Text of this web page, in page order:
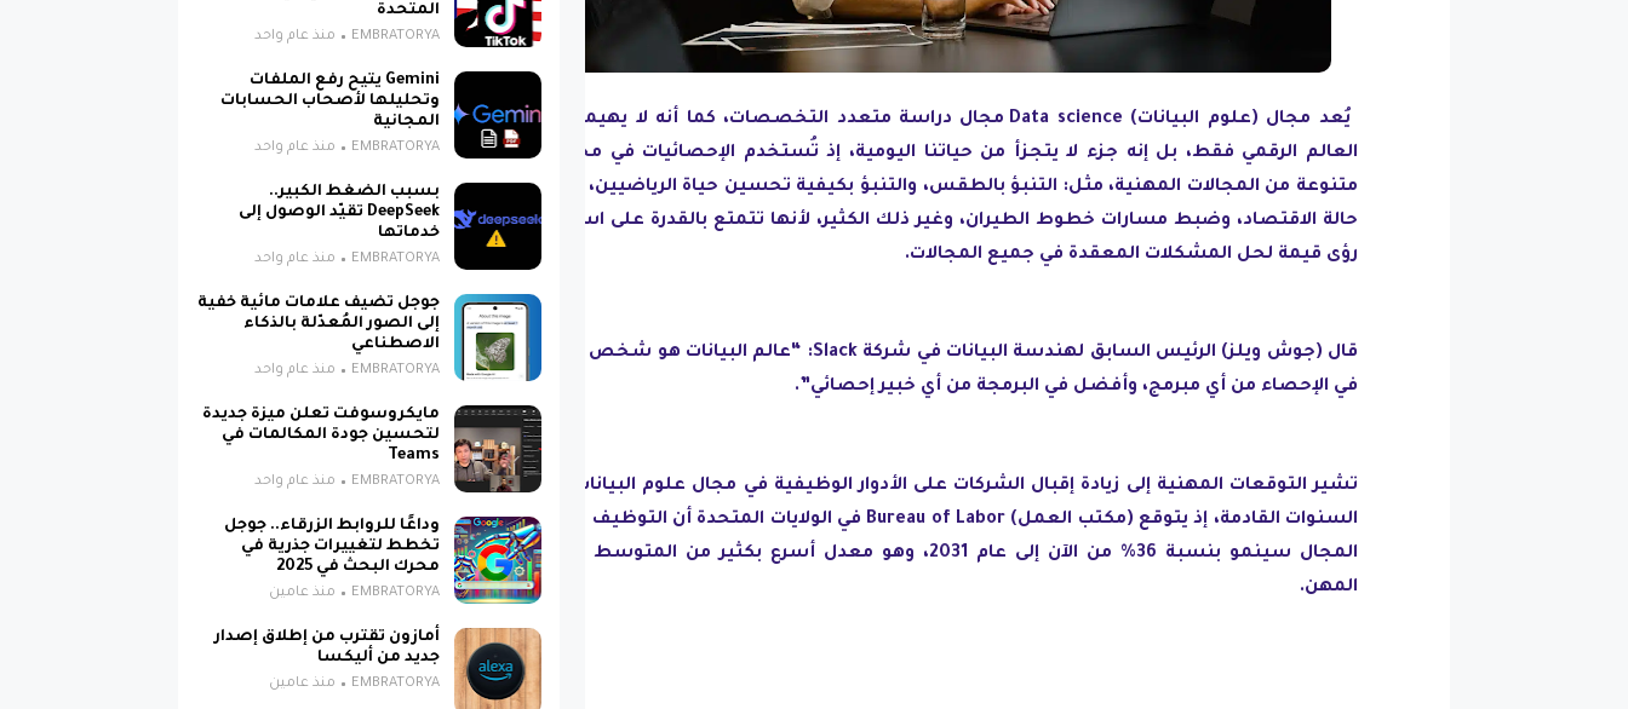
يُعد مجال (علوم البيانات) Data science مجال دراسة متعدد التخصصات، كما أنه لا يهيمن على
العالم الرقمي فقط، بل إنه جزء لا يتجزأ من حياتنا اليومية، إذ تُستخدم الإحصائيات في مجموعة
متنوعة من المجالات المهنية، مثل: التنبؤ بالطقس، والتنبؤ بكيفية تحسين حياة الرياضيين، وتقدير
حالة الاقتصاد، وضبط مسارات خطوط الطيران، وغير ذلك الكثير، لأنها تتمتع بالقدرة على استنباط
رؤى قيمة لحل المشكلات المعقدة في جميع المجالات.
قال (جوش ويلز) الرئيس السابق لهندسة البيانات في شركة Slack: “عالم البيانات هو شخص أفضل
في الإحصاء من أي مبرمج، وأفضل في البرمجة من أي خبير إحصائي”.
تشير التوقعات المهنية إلى زيادة إقبال الشركات على الأدوار الوظيفية في مجال علوم البيانات خلال
السنوات القادمة، إذ يتوقع (مكتب العمل) Bureau of Labor في الولايات المتحدة أن التوظيف في هذا
المجال سينمو بنسبة 36% من الآن إلى عام 2031، وهو معدل أسرع بكثير من المتوسط لجميع
المهن.
المتحدة
EMBRATORYA منذ عام واحد
Gemini يتيح رفع الملفات
وتحليلها لأصحاب الحسابات
المجانية
EMBRATORYA منذ عام واحد
بسبب الضغط الكبير..
DeepSeek تقيّد الوصول إلى
خدماتها
EMBRATORYA منذ عام واحد
جوجل تضيف علامات مائية خفية
إلى الصور المُعدّلة بالذكاء
الاصطناعي
EMBRATORYA منذ عام واحد
مايكروسوفت تعلن ميزة جديدة
لتحسين جودة المكالمات في
Teams
EMBRATORYA منذ عام واحد
وداعًا للروابط الزرقاء.. جوجل
تخطط لتغييرات جذرية في
محرك البحث في 2025
EMBRATORYA منذ عامين
أمازون تقترب من إطلاق إصدار
جديد من أليكسا
EMBRATORYA منذ عامين